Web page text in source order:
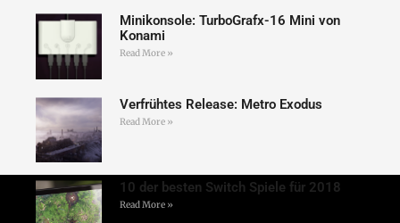
Minikonsole: TurboGrafx-16 Mini von
Konami
Read More »
Verfrühtes Release: Metro Exodus
Read More »
10 der besten Switch Spiele für 2018
Read More »